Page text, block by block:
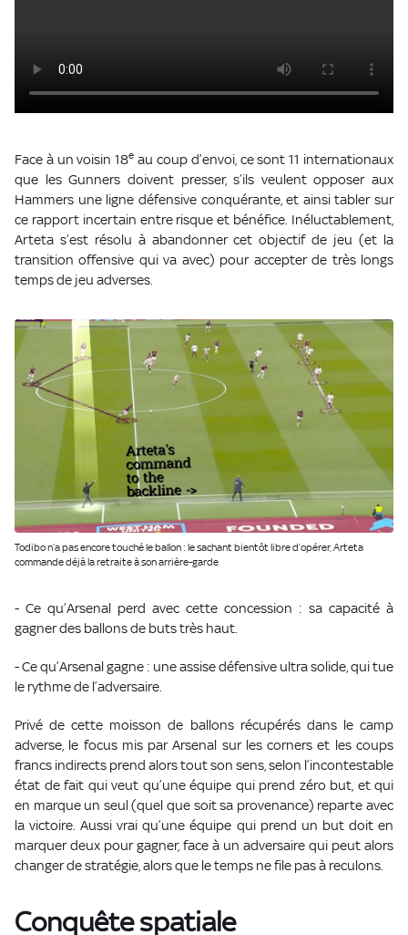
Face à un voisin 18e au coup d’envoi, ce sont 11 internationaux
que les Gunners doivent presser, s’ils veulent opposer aux
Hammers une ligne défensive conquérante, et ainsi tabler sur
ce rapport incertain entre risque et bénéfice. Inéluctablement,
Arteta s’est résolu à abandonner cet objectif de jeu (et la
transition offensive qui va avec) pour accepter de très longs
temps de jeu adverses.
Todibo n’a pas encore touché le ballon : le sachant bientôt libre d’opérer, Arteta
commande déjà la retraite à son arrière-garde
- Ce qu’Arsenal perd avec cette concession : sa capacité à
gagner des ballons de buts très haut.
- Ce qu’Arsenal gagne : une assise défensive ultra solide, qui tue
le rythme de l’adversaire.
Privé de cette moisson de ballons récupérés dans le camp
adverse, le focus mis par Arsenal sur les corners et les coups
francs indirects prend alors tout son sens, selon l’incontestable
état de fait qui veut qu’une équipe qui prend zéro but, et qui
en marque un seul (quel que soit sa provenance) reparte avec
la victoire. Aussi vrai qu’une équipe qui prend un but doit en
marquer deux pour gagner, face à un adversaire qui peut alors
changer de stratégie, alors que le temps ne file pas à reculons.
Conquête spatiale